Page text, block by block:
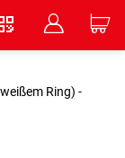
B C